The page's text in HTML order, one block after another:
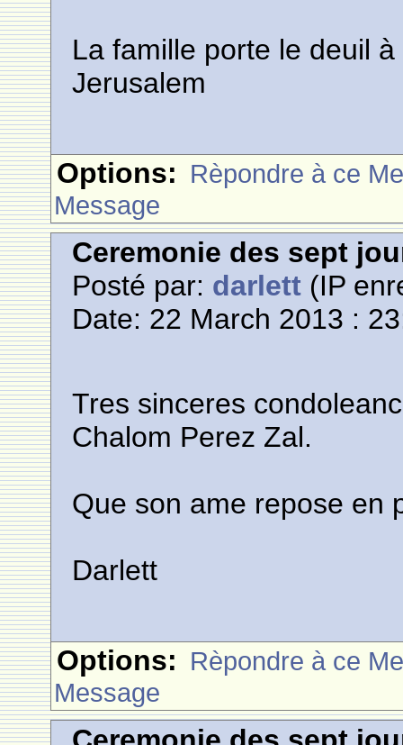
La famille porte le deuil
Jerusalem
Options: Rèpondre à ce
Message
Ceremonie des sept
Posté par: darlett (IP
Date: 22 March 2013 :
Tres sinceres
Chalom Perez Zal.
Que son ame repose en
Darlett
Options: Rèpondre à ce
Message